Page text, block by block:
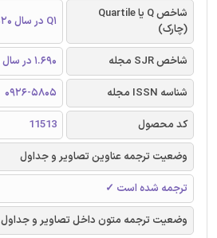
شاخص Q یا Quartile
(چارک)
Q1 در سال 2020
شاخص SJR مجله
1.690 در سال 2020
شناسه ISSN مجله
0926-5805
کد محصول
11513
وضعیت ترجمه عناوین تصاویر و جداول
ترجمه شده است ✓
وضعیت ترجمه متون داخل تصاویر و جداول